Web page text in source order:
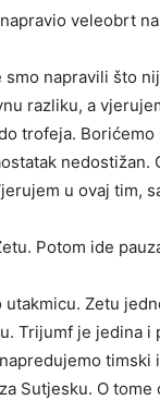
veleobrt
napravili što
razliku, a
trofeja.
u ovaj tim,
Potom ide
Zetu
Trijumf je jedina i
timski
Sutjesku. O